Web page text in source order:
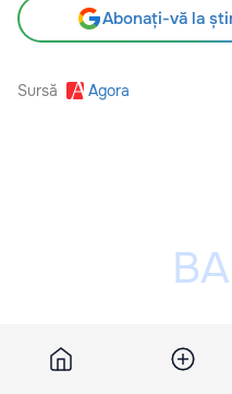
Abonați-vă la
Sursă Agora